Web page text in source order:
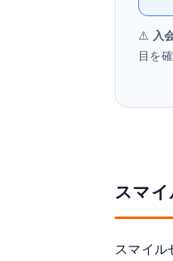
⚠️ 入
目を
スマイ
スマイル